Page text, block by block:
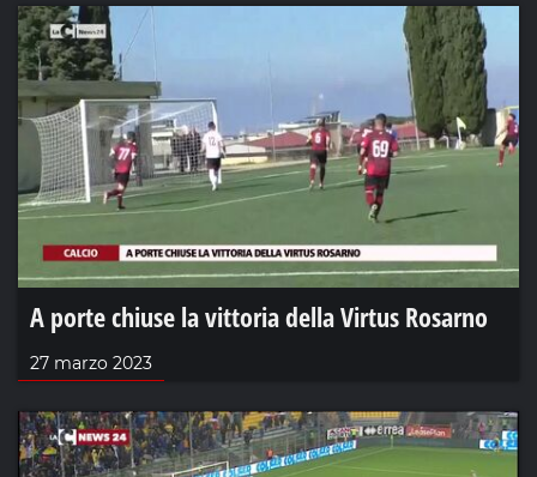
A porte chiuse la vittoria della Virtus Rosarno
27 marzo 2023